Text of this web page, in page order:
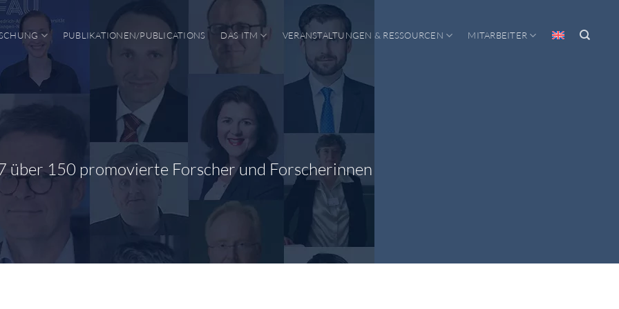
PUBLIKATIONEN/PUBLICATIONS DAS ITM VERANSTALTUNGEN & RESSOURCEN MITARBEITER
über 150 promovierte Forscher und Forscherinnen